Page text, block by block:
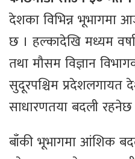
देशका विभिन्न भूभागमा
छ । हल्कादेखि मध्यम
तथा मौसम विज्ञान
सुदूरपश्चिम प्रदेशलगायत
साधारणतया बदली रहनेछ
बाँकी भूभागमा आंशिक